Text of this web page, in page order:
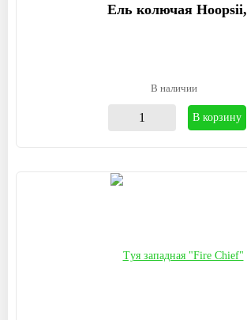
Ель колючая Hoopsii,
В наличии
В корзину